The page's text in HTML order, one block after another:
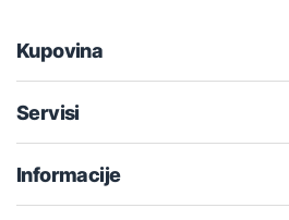
Kupovina
Servisi
Informacije